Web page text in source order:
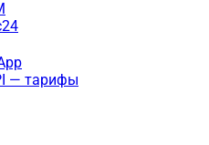
— тарифы